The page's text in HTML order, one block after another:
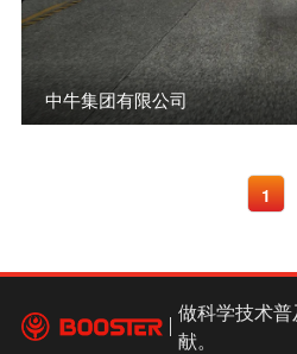
中牛集团有限公司
1
做科学技术
献。